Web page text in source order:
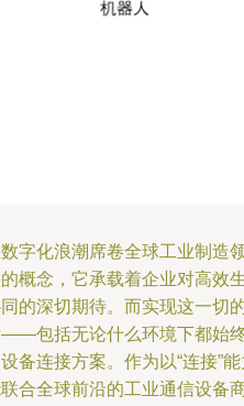
字化浪潮席卷全球工业制造
概念，它承载着企业对高效
的深切期待。而实现这一切
包括无论什么环境下都始
备连接方案。作为以“连接”
合全球前沿的工业通信设备